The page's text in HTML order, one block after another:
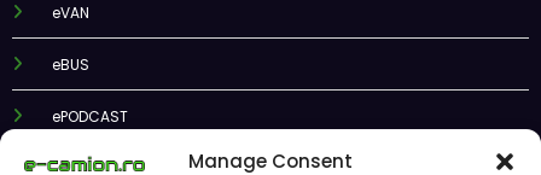
Manage Consent
eVAN
eBUS
ePODCAST